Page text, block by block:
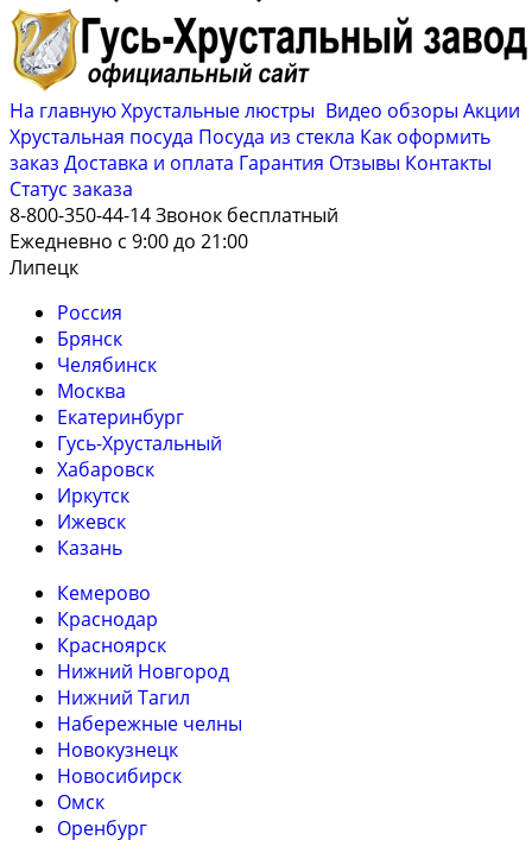
На главнуюХрустальные люстры Видео обзоры Акции
Хрустальная посуда Посуда из стекла Как оформить
заказ Доставка и оплата Гарантия Отзывы Контакты
Cтатус заказа
8-800-350-44-14Звонок бесплатный
Ежедневно с 9:00 до 21:00
Липецк
Россия
Брянск
Челябинск
Москва
Екатеринбург
Гусь-Хрустальный
Хабаровск
Иркутск
Ижевск
Казань
Кемерово
Краснодар
Красноярск
Нижний Новгород
Нижний Тагил
Набережные челны
Новокузнецк
Новосибирск
Омск
Оренбург